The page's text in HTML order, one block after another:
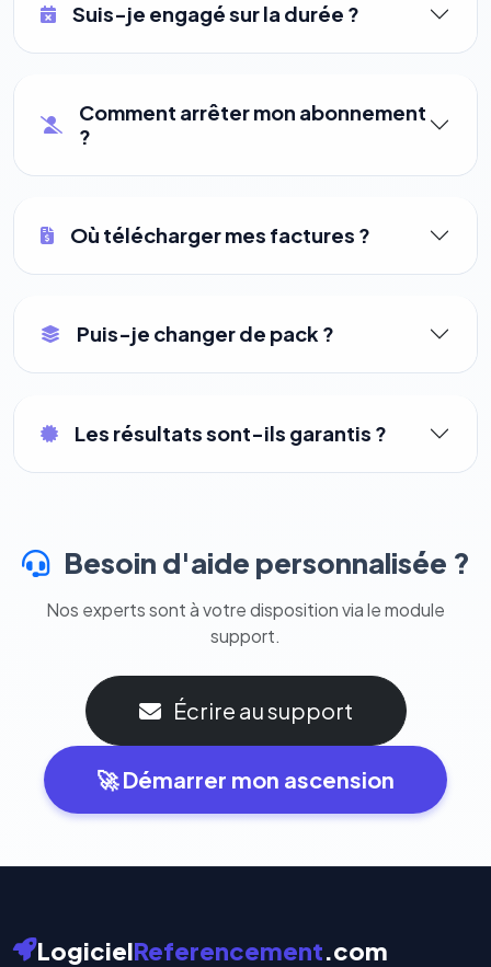
Suis-je engagé sur la durée ?
Comment arrêter mon abonnement
?
Où télécharger mes factures ?
Puis-je changer de pack ?
Les résultats sont-ils garantis ?
Besoin d'aide personnalisée ?
Nos experts sont à votre disposition via le module
support.
Écrire au support
🚀 Démarrer mon ascension
LogicielReferencement.com